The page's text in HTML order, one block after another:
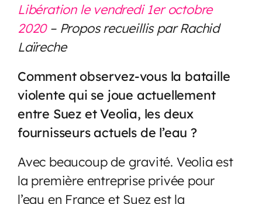
Libération le vendredi 1er octobre
2020– Propos recueillis par Rachid
Laïreche
Comment observez-vous la bataille
violente qui se joue actuellement
entre Suez et Veolia, les deux
fournisseurs actuels de l’eau ?
Avec beaucoup de gravité. Veolia est
la première entreprise privée pour
l’eau en France et Suez est la